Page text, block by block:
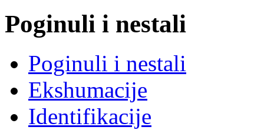
Poginuli i nestali
Poginuli i nestali
Ekshumacije
Identifikacije